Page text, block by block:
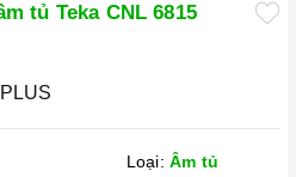
tủ Teka CNL 6815
Loại: Âm tủ